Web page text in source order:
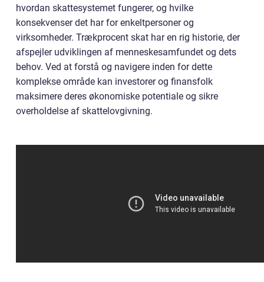
hvordan skattesystemet fungerer, og hvilke
konsekvenser det har for enkeltpersoner og
virksomheder. Trækprocent skat har en rig historie, der
afspejler udviklingen af menneskesamfundet og dets
behov. Ved at forstå og navigere inden for dette
komplekse område kan investorer og finansfolk
maksimere deres økonomiske potentiale og sikre
overholdelse af skattelovgivning.